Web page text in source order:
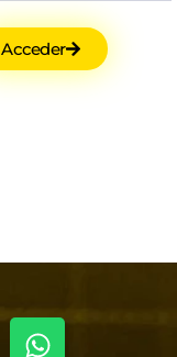
Acceder